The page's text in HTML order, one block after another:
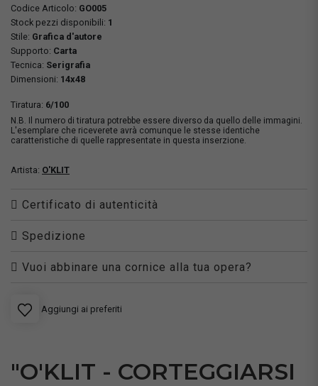
Codice Articolo: GO005
Stock pezzi disponibili: 1
Stile: Grafica d'autore
Supporto: Carta
Tecnica: Serigrafia
Dimensioni: 14x48
Tiratura: 6/100
N.B. Il numero di tiratura potrebbe essere diverso da quello delle immagini.
L'esemplare che riceverete avrà comunque le stesse identiche
caratteristiche di quelle rappresentate in questa inserzione.
Artista: O'KLIT
Certificato di autenticità
Spedizione
Vuoi abbinare una cornice alla tua opera?
Aggiungi ai preferiti
"O'KLIT - CORTEGGIARSI